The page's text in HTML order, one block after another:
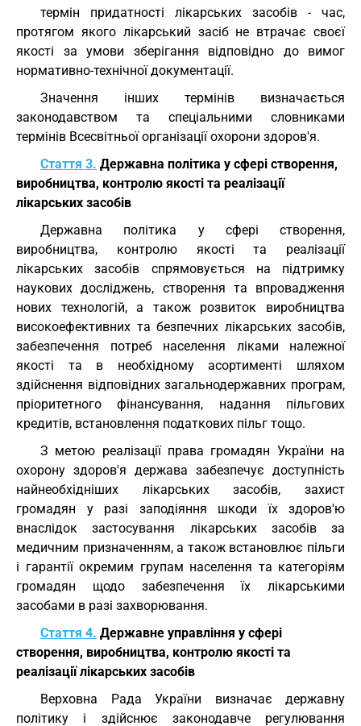
термін придатності лікарських засобів - час,
протягом якого лікарський засіб не втрачає своєї
якості за умови зберігання відповідно до вимог
нормативно-технічної документації.
Значення інших термінів визначається
законодавством та спеціальними словниками
термінів Всесвітньої організації охорони здоров'я.
Стаття 3. Державна політика у сфері створення,
виробництва, контролю якості та реалізації
лікарських засобів
Державна політика у сфері створення,
виробництва, контролю якості та реалізації
лікарських засобів спрямовується на підтримку
наукових досліджень, створення та впровадження
нових технологій, а також розвиток виробництва
високоефективних та безпечних лікарських засобів,
забезпечення потреб населення ліками належної
якості та в необхідному асортименті шляхом
здійснення відповідних загальнодержавних програм,
пріоритетного фінансування, надання пільгових
кредитів, встановлення податкових пільг тощо.
З метою реалізації права громадян України на
охорону здоров'я держава забезпечує доступність
найнеобхідніших лікарських засобів, захист
громадян у разі заподіяння шкоди їх здоров'ю
внаслідок застосування лікарських засобів за
медичним призначенням, а також встановлює пільги
і гарантії окремим групам населення та категоріям
громадян щодо забезпечення їх лікарськими
засобами в разі захворювання.
Стаття 4. Державне управління у сфері
створення, виробництва, контролю якості та
реалізації лікарських засобів
Верховна Рада України визначає державну
політику і здійснює законодавче регулювання